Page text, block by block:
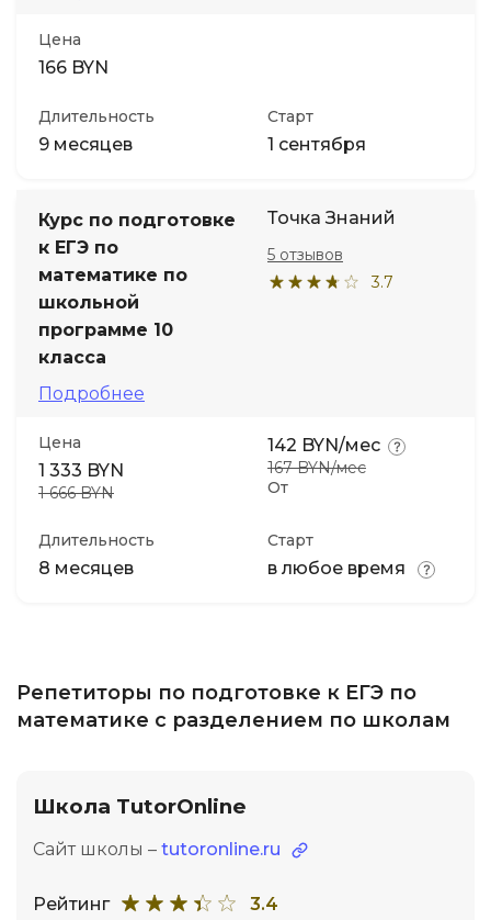
Цена
166 BYN
Длительность
9 месяцев
Старт
1 сентября
Курс по подготовке
к ЕГЭ по
математике по
школьной
программе 10
класса
Подробнее
Точка Знаний
3.7
5 отзывов
Цена
1 333 BYN
1 666 BYN От
142 BYN/мес
167 BYN/мес
Длительность
8 месяцев
Старт
в любое время
Репетиторы по подготовке к ЕГЭ по
математике с разделением по школам
Школа TutorOnline
Сайт школы – tutoronline.ru
Рейтинг 3.4